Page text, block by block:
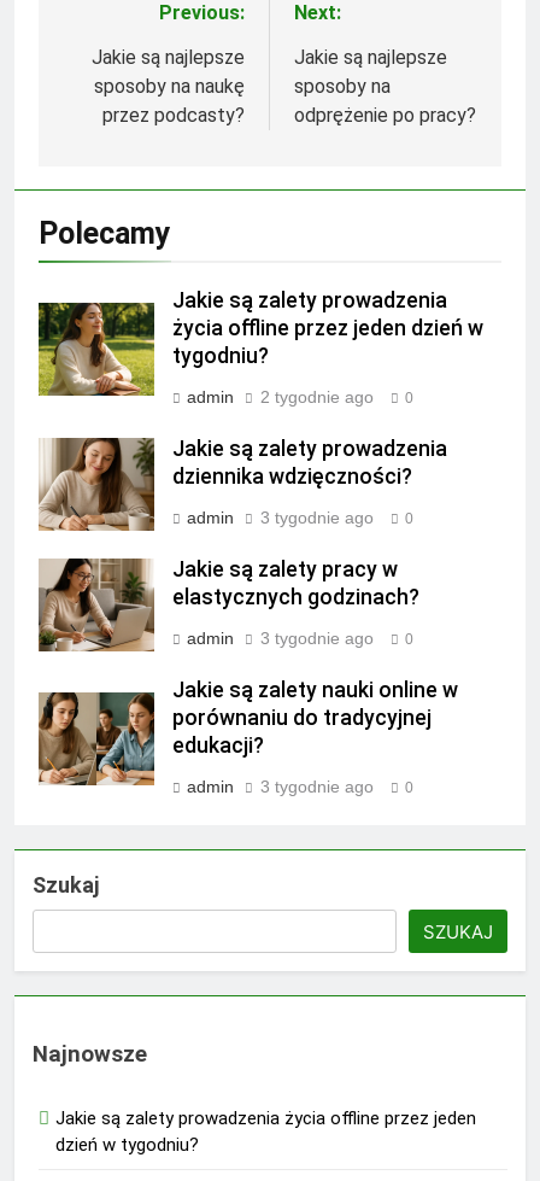
Nawigacja
wpisu
Previous:
Jakie są najlepsze
sposoby na naukę
przez podcasty?
Next:
Jakie są najlepsze
sposoby na
odprężenie po pracy?
Polecamy
Jakie są zalety prowadzenia
życia offline przez jeden dzień w
tygodniu?
admin 2 tygodnie ago 0
Jakie są zalety prowadzenia
dziennika wdzięczności?
admin 3 tygodnie ago 0
Jakie są zalety pracy w
elastycznych godzinach?
admin 3 tygodnie ago 0
Jakie są zalety nauki online w
porównaniu do tradycyjnej
edukacji?
admin 3 tygodnie ago 0
Szukaj
SZUKAJ
Najnowsze
Jakie są zalety prowadzenia życia offline przez jeden
dzień w tygodniu?